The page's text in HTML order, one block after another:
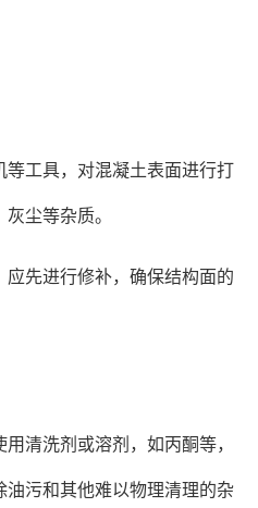
工具，对混凝土表面进行打
尘等杂质。
先进行修补，确保结构面的
用清洗剂或溶剂，如丙酮等，
污和其他难以物理清理的杂